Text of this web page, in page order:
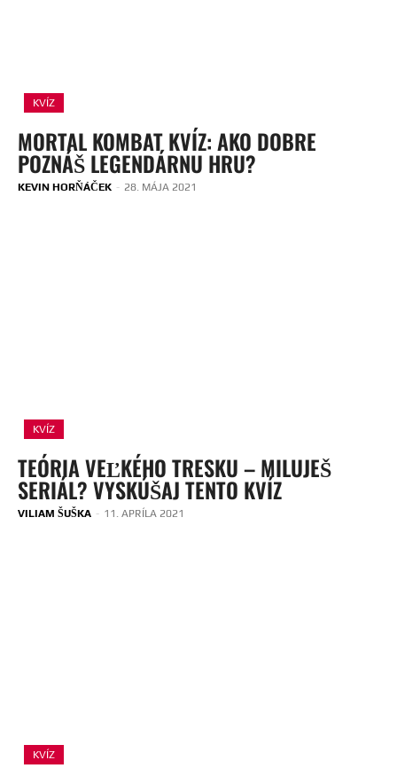
KVÍZ
MORTAL KOMBAT KVÍZ: AKO DOBRE
POZNÁŠ LEGENDÁRNU HRU?
KEVIN HORŇÁČEK - 28. MÁJA 2021
KVÍZ
TEÓRIA VEĽKÉHO TRESKU – MILUJEŠ
SERIÁL? VYSKÚŠAJ TENTO KVÍZ
VILIAM ŠUŠKA - 11. APRÍLA 2021
KVÍZ